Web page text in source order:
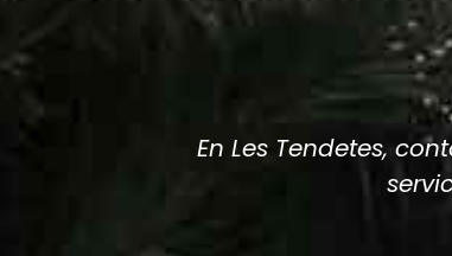
En Les Tendetes,